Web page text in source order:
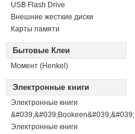
USB Flash Drive
Внешние жесткие диски
Карты памяти
Бытовые Клеи
Момент (Henkel)
Электронные книги
Электронные книги
&#039;&#039;Bookeen&#039;&#039;
Электронные книги